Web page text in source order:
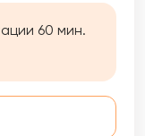
60 мин.